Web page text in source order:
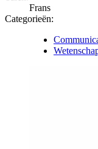
Frans
Categorieën: